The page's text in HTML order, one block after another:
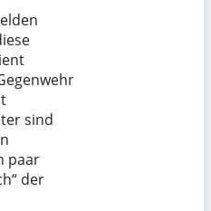
sind
paar
der